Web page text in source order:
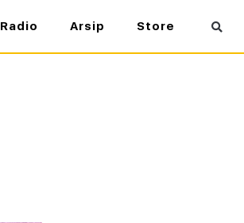
Radio Arsip Store